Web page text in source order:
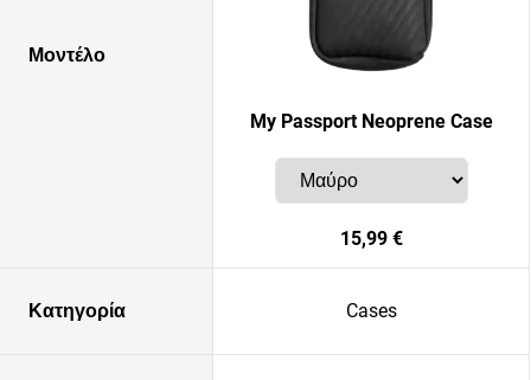
Μοντέλο
My Passport Neoprene Case
15,99 €
Κατηγορία Cases